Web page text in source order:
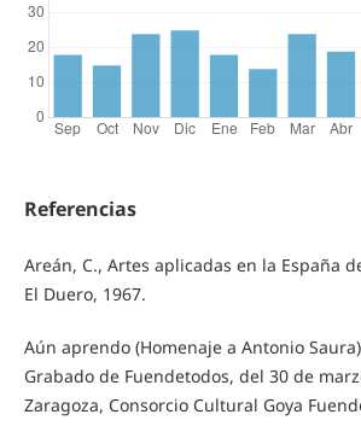
Referencias
Areán, C., Artes aplicadas en la España
El Duero, 1967.
Aún aprendo (Homenaje a Antonio
Grabado de Fuendetodos, del 30 de
Zaragoza, Consorcio Cultural Goya